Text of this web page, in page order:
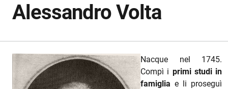
Alessandro Volta
Nacque nel 1745.
Compì i primi studi in
famiglia e li proseguì